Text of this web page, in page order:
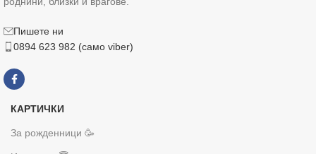
Пишете ни
0894 623 982 (само viber)
КАРТИЧКИ
За рожденници 🥳